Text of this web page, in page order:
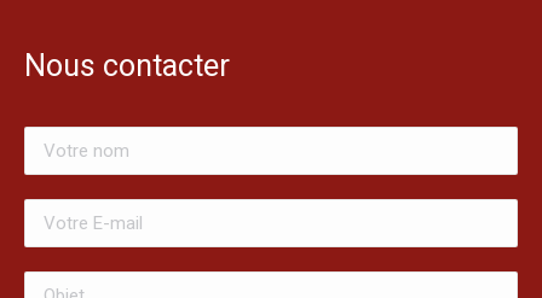
Nous contacter